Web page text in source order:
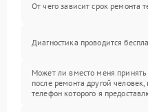
От чего зависит срок ремонта
Диагностика проводится
Может ли вместо меня принять
после ремонта другой человек,
телефон которого я